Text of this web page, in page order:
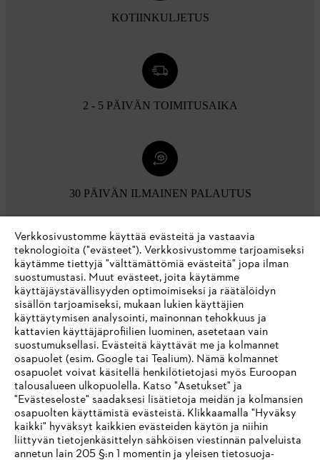
KOTIINKULJETUS
2 - 5 PÄIVÄN TOIMITUSAIKA
30 PÄIVÄN ILMAINEN PALAUTUS
Maksuvaihtoehdot
Yritys
STIHL FAQ
IHR BROWSER WIRD NICHT
Verkkosivustomme käyttää evästeitä ja vastaavia
teknologioita ("evästeet"). Verkkosivustomme tarjoamiseksi
käytämme tiettyjä "välttämättömiä evästeitä" jopa ilman
suostumustasi. Muut evästeet, joita käytämme
käyttäjäystävällisyyden optimoimiseksi ja räätälöidyn
sisällön tarjoamiseksi, mukaan lukien käyttäjien
käyttäytymisen analysointi, mainonnan tehokkuus ja
kattavien käyttäjäprofiilien luominen, asetetaan vain
suostumuksellasi. Evästeitä käyttävät me ja kolmannet
osapuolet (esim. Google tai Tealium). Nämä kolmannet
osapuolet voivat käsitellä henkilötietojasi myös Euroopan
talousalueen ulkopuolella. Katso "Asetukset" ja
"Evästeseloste" saadaksesi lisätietoja meidän ja kolmansien
osapuolten käyttämistä evästeistä. Klikkaamalla "Hyväksy
kaikki" hyväksyt kaikkien evästeiden käytön ja niihin
liittyvän tietojenkäsittelyn sähköisen viestinnän palveluista
annetun lain 205 §:n 1 momentin ja yleisen tietosuoja-